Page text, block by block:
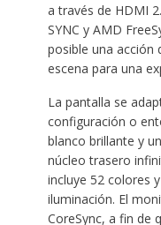
a través de HDMI
SYNC y AMD
posible una acción
escena para una
La pantalla se
configuración o
blanco brillante y
núcleo trasero
incluye 52 colores
iluminación. El
CoreSync, a fin de